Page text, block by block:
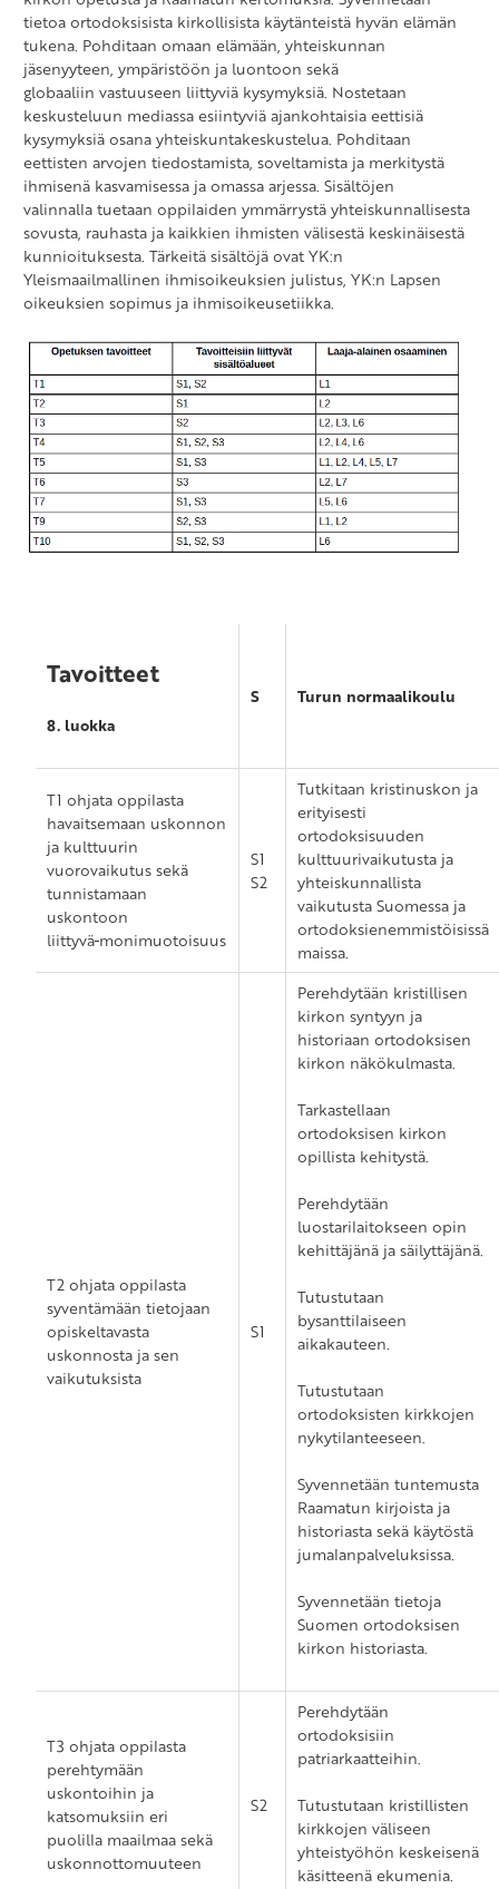
tietoa ortodoksisista kirkollisista käytänteistä hyvän elämän
tukena. Pohditaan omaan elämään, yhteiskunnan
jäsenyyteen, ympäristöön ja luontoon sekä
globaaliin vastuuseen liittyviä kysymyksiä. Nostetaan
keskusteluun mediassa esiintyviä ajankohtaisia eettisiä
kysymyksiä osana yhteiskuntakeskustelua. Pohditaan
eettisten arvojen tiedostamista, soveltamista ja merkitystä
ihmisenä kasvamisessa ja omassa arjessa. Sisältöjen
valinnalla tuetaan oppilaiden ymmärrystä yhteiskunnallisesta
sovusta, rauhasta ja kaikkien ihmisten välisestä keskinäisestä
kunnioituksesta. Tärkeitä sisältöjä ovat YK:n
Yleismaailmallinen ihmisoikeuksien julistus, YK:n Lapsen
oikeuksien sopimus ja ihmisoikeusetiikka.
Tavoitteet
8. luokka
S Turun normaalikoulu
T1 ohjata oppilasta
havaitsemaan uskonnon
ja kulttuurin
vuorovaikutus sekä
tunnistamaan
uskontoon
liittyvä monimuotoisuus
S1
S2
Tutkitaan kristinuskon ja
erityisesti
ortodoksisuuden
kulttuurivaikutusta ja
yhteiskunnallista
vaikutusta Suomessa ja
ortodoksienemmistöisissä
maissa.
T2 ohjata oppilasta
syventämään tietojaan
opiskeltavasta
uskonnosta ja sen
vaikutuksista
S1
Perehdytään kristillisen
kirkon syntyyn ja
historiaan ortodoksisen
kirkon näkökulmasta.
Tarkastellaan
ortodoksisen kirkon
opillista kehitystä.
Perehdytään
luostarilaitokseen opin
kehittäjänä ja säilyttäjänä.
Tutustutaan
bysanttilaiseen
aikakauteen.
Tutustutaan
ortodoksisten kirkkojen
nykytilanteeseen.
Syvennetään tuntemusta
Raamatun kirjoista ja
historiasta sekä käytöstä
jumalanpalveluksissa.
Syvennetään tietoja
Suomen ortodoksisen
kirkon historiasta.
T3 ohjata oppilasta
perehtymään
uskontoihin ja
katsomuksiin eri
puolilla maailmaa sekä
uskonnottomuuteen
S2
Perehdytään
ortodoksisiin
patriarkaatteihin.
Tutustutaan kristillisten
kirkkojen väliseen
yhteistyöhön keskeisenä
käsitteenä ekumenia.